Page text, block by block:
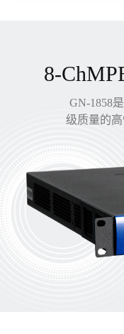
8-
GN-1858
级质量的